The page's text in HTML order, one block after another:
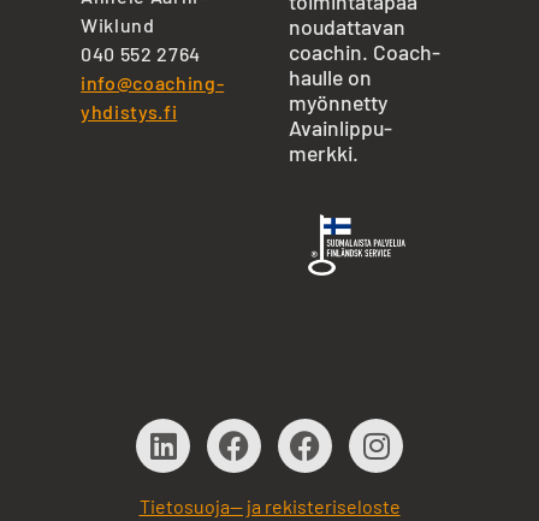
Wiklund
040 552 2764
info@coaching-
yhdistys.fi
noudattavan
coachin. Coach-
haulle on
myönnetty
Avainlippu-
merkki.
Tietosuoja— ja rekisteriseloste